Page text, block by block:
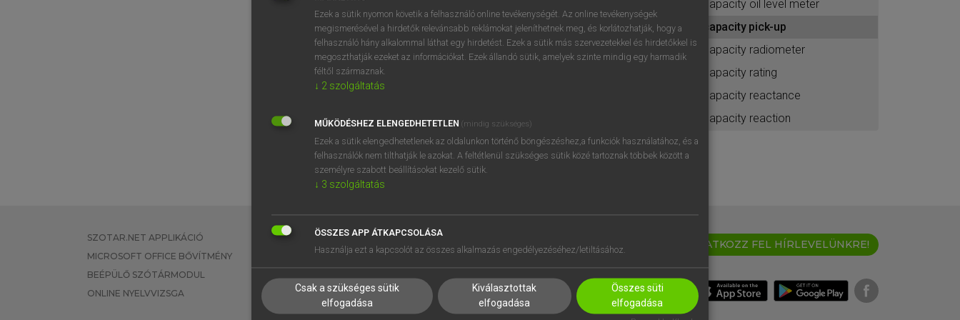
BELÉPÉS
próbaverziójának elindításához
regisztrálok ésbelépek.
REGISZTRÁCIÓ
capacity oil level meter
capacity pick-up
capacity radiometer
capacity rating
capacity reactance
capacity reaction
SZOTAR.NET APPLIKÁCIÓ
MICROSOFT OFFICE BŐVÍTMÉNY
BEÉPÜLŐ SZÓTÁRMODUL
ONLINE NYELVVIZSGA
EGYÉNI FELHASZNÁLÓKNAK
TANULÓKNAK
VÁLLALATI MEGOLDÁSOK
SÚGÓ
RÓLUNK
SÜTI BEÁLLÍTÁSOK
IRATKOZZ FEL HÍRLEVELÜNKRE!
Ezek a sütik nyomon követik a felhasználó online tevékenységét. Az online tevékenységek
megismerésével a hirdetők relevánsabb reklámokat jeleníthetnek meg, és korlátozhatják, hogy a
felhasználó hány alkalommal láthat egy hirdetést. Ezek a sütik más szervezetekkel és hirdetőkkel is
megoszthatják ezeket az információkat. Ezek állandó sütik, amelyek szinte mindig egy harmadik
féltől származnak.
↓ 2 szolgáltatás
MŰKÖDÉSHEZ ELENGEDHETETLEN (mindig szükséges)
Ezek a sütik elengedhetetlenek az oldalunkon történő böngészéshez,a funkciók használatához, és a
felhasználók nem tilthatják le azokat. A feltétlenül szükséges sütik közé tartoznak többek között a
személyre szabott beállításokat kezelő sütik.
↓ 3 szolgáltatás
ÖSSZES APP ÁTKAPCSOLÁSA
Használja ezt a kapcsolót az összes alkalmazás engedélyezéséhez/letiltásához.
Csak a szükséges sütik
elfogadása
Kiválasztottak
elfogadása
Összes süti
elfogadása